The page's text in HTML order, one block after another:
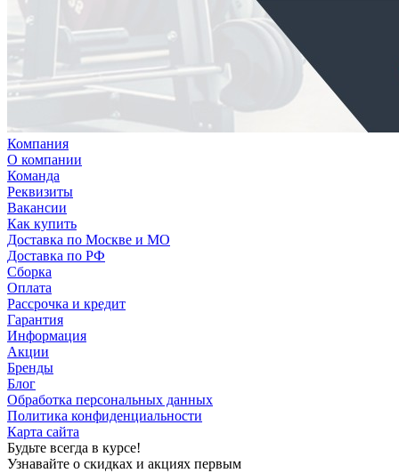
Компания
О компании
Команда
Реквизиты
Вакансии
Как купить
Доставка по Москве и МО
Доставка по РФ
Сборка
Оплата
Рассрочка и кредит
Гарантия
Информация
Акции
Бренды
Блог
Обработка персональных данных
Политика конфиденциальности
Карта сайта
Будьте всегда в курсе!
Узнавайте о скидках и акциях первым